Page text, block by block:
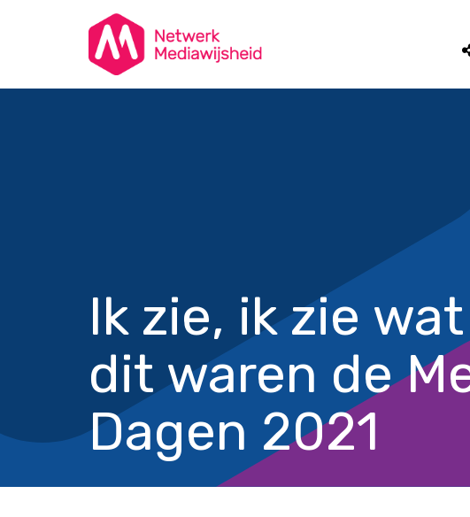
Ik zie, ik zie
dit waren de
Dagen 2021